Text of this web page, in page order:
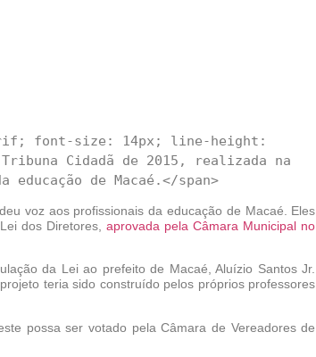
Cidadã de 2015, realizada na
voz aos profissionais da educação de Macaé. Eles
dos Diretores,aprovada pela Câmara Municipal no
da Lei ao prefeito de Macaé, Aluízio Santos Jr.
teria sido construído pelos próprios professores
possa ser votado pela Câmara de Vereadores de